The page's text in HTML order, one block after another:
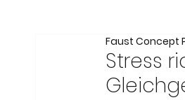
The Ozen Collection
Stress
Faust Concept